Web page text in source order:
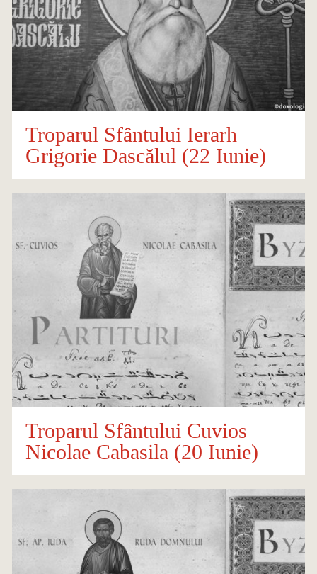
Troparul Sfântului Ierarh
Grigorie Dascălul (22 Iunie)
Troparul Sfântului Cuvios
Nicolae Cabasila (20 Iunie)